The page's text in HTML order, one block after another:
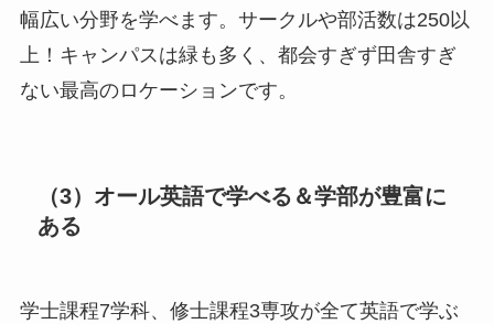
幅広い分野を学べます。サークルや部活数は250以
上！キャンパスは緑も多く、都会すぎず田舎すぎ
ない最高のロケーションです。
（3）オール英語で学べる＆学部が豊富に
ある
学士課程7学科、修士課程3専攻が全て英語で学ぶ